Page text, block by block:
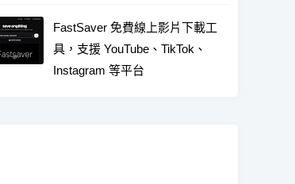
FastSaver 免費線上影片下載工
具，支援 YouTube、TikTok、
Instagram 等平台